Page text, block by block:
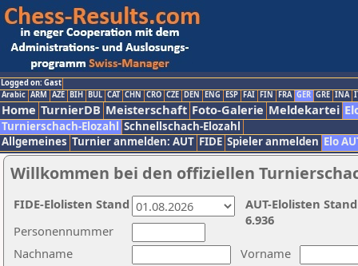
Logged on: Gast
Arabic ARM AZE BIH BUL CAT CHN CRO CZE DEN ENG ESP FAI FIN FRA GER GRE INA
Home TurnierDB Meisterschaft Foto-Galerie Meldekartei
Turnierschach-Elozahl Schnellschach-Elozahl
Allgemeines Turnier anmelden: AUT FIDE Spieler anmelden Elo
Willkommen bei den offiziellen
Nachname
Vorname
Personennummer
AUT-Elolisten
6.936
FIDE-Elolisten Stand